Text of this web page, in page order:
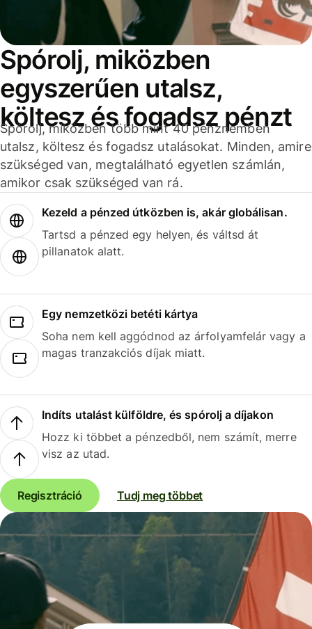
Spórolj, miközben
egyszerűen utalsz,
költesz és fogadsz pénzt
Spórolj, miközben több mint 40 pénznemben
utalsz, költesz és fogadsz utalásokat. Minden, amire
szükséged van, megtalálható egyetlen számlán,
amikor csak szükséged van rá.
Kezeld a pénzed útközben is, akár globálisan.
Tartsd a pénzed egy helyen, és váltsd át
pillanatok alatt.
Egy nemzetközi betéti kártya
Soha nem kell aggódnod az árfolyamfelár vagy a
magas tranzakciós díjak miatt.
Indíts utalást külföldre, és spórolj a díjakon
Hozz ki többet a pénzedből, nem számít, merre
visz az utad.
Regisztráció Tudj meg többet